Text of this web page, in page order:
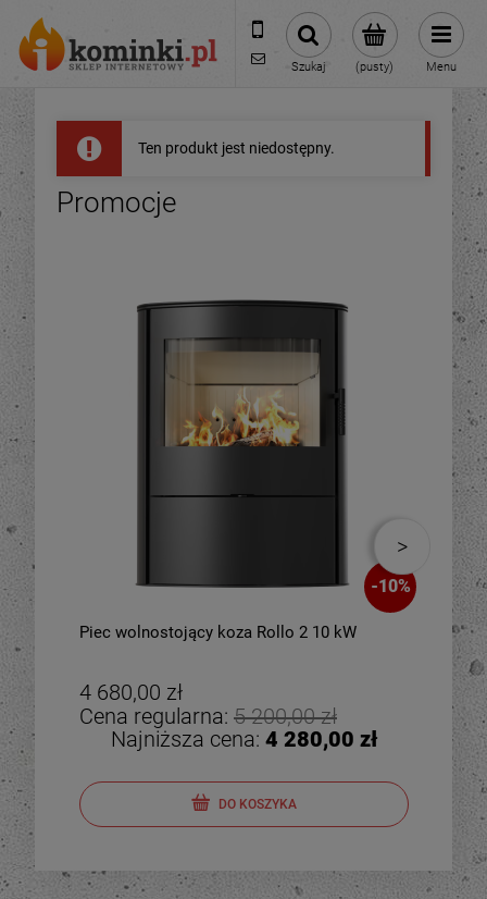
601954074
biuro@ikominki.pl
(pusty)
Szukaj Menu
Ten produkt jest niedostępny.
Promocje
-10%
Piec wolnostojący koza Rollo 2 10 kW
4 680,00 zł
Cena regularna: 5 200,00 zł
Najniższa cena: 4 280,00 zł
DO KOSZYKA
4